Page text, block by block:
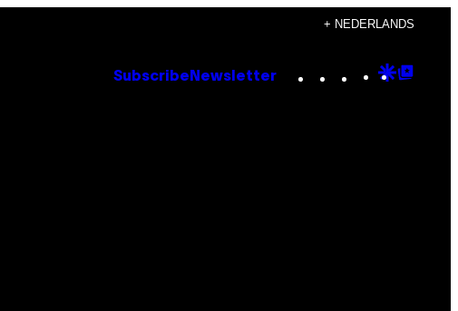
+ NEDERLANDS
Subscribe Newsletter Instagram
TikTok
YouTube
Google